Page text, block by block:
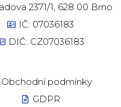
2371/1, 628 00 Brno
IČ: 07036183
DIČ: CZ07036183
Obchodní podmínky
GDPR